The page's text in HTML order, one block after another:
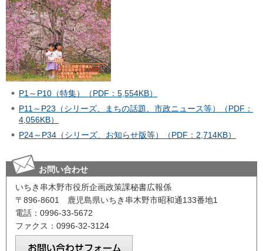
P1～P10（特集）（PDF：5,554KB）
P11～P23（シリーズ、まちの話題、市政ニュース等）（PDF：
4,056KB）
P24～P34（シリーズ、お知らせ版等）（PDF：2,714KB）
お問い合わせ
いちき串木野市役所企画政策課秘書広報係
〒896-8601 鹿児島県いちき串木野市昭和通133番地1
電話：0996-33-5672
ファクス：0996-32-3124